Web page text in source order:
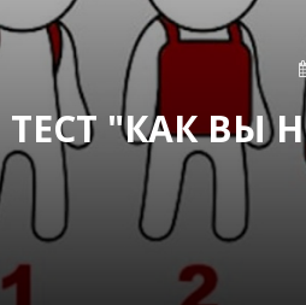
ТЕСТ "КАК ВЫ